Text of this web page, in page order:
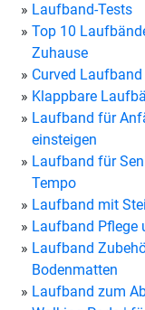
Laufband-Tests
Top 10
Zuhause
Curved
Klappbare
Laufband für
einsteigen
Laufband für
Tempo
Laufband mit
Laufband Pflege
Laufband
Bodenmatten
Laufband zum